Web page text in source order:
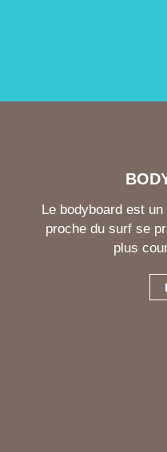
Le bodyboard est
proche du surf se
plus